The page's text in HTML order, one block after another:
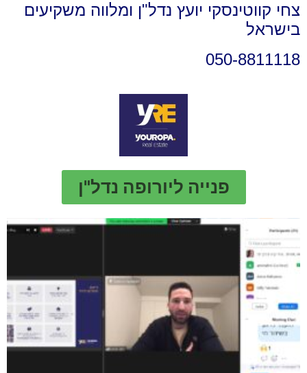
צחי קווטינסקי יועץ נדל"ן ומלווה משקיעים
בישראל
050-8811118
פנייה ליורופה נדל"ן